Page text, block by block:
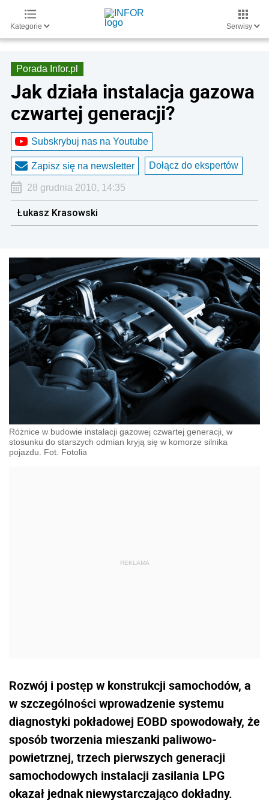
Kategorie Serwisy
Porada Infor.pl
Jak działa instalacja gazowa
czwartej generacji?
Subskrybuj nas na Youtube
Zapisz się na newsletter Dołącz do ekspertów
28 grudnia 2010, 14:35
Łukasz Krasowski
Różnice w budowie instalacji gazowej czwartej generacji, w
stosunku do starszych odmian kryją się w komorze silnika
pojazdu. Fot. Fotolia
Rozwój i postęp w konstrukcji samochodów, a
w szczególności wprowadzenie systemu
diagnostyki pokładowej EOBD spowodowały, że
sposób tworzenia mieszanki paliwowo-
powietrznej, trzech pierwszych generacji
samochodowych instalacji zasilania LPG
okazał jednak niewystarczająco dokładny.